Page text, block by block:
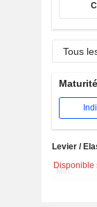
Tous
Maturité
Disponible
Levier /